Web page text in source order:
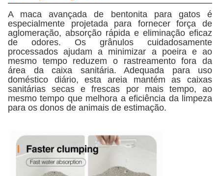
A maca avançada de bentonita para gatos é
especialmente projetada para fornecer força de
aglomeração, absorção rápida e eliminação eficaz
de odores. Os grânulos cuidadosamente
processados ​​ajudam a minimizar a poeira e ao
mesmo tempo reduzem o rastreamento fora da
área da caixa sanitária. Adequada para uso
doméstico diário, esta areia mantém as caixas
sanitárias secas e frescas por mais tempo, ao
mesmo tempo que melhora a eficiência da limpeza
para os donos de animais de estimação.